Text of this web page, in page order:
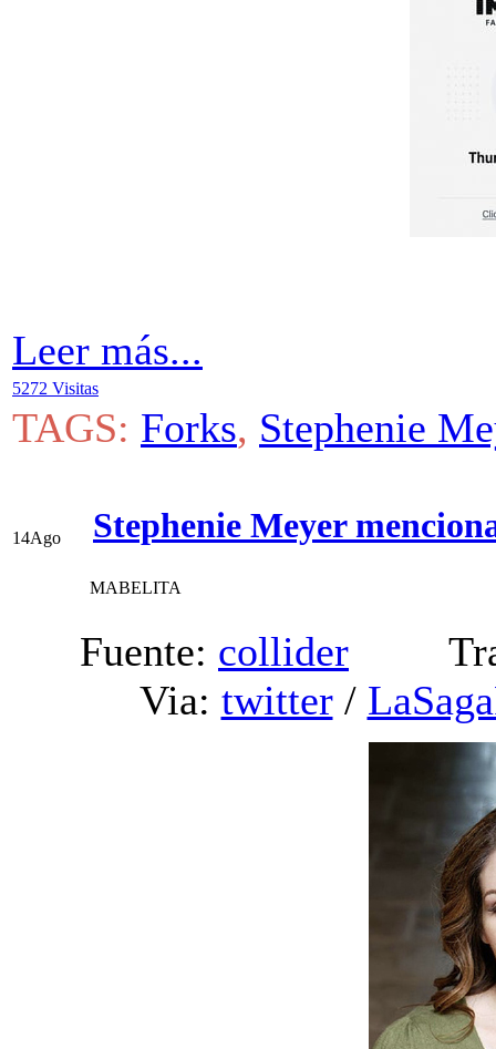
Leer más...
5272 Visitas
TAGS: Forks, Stephenie
14Ago Stephenie Meyer
MABELITA
Fuente: collider
Via: twitter/